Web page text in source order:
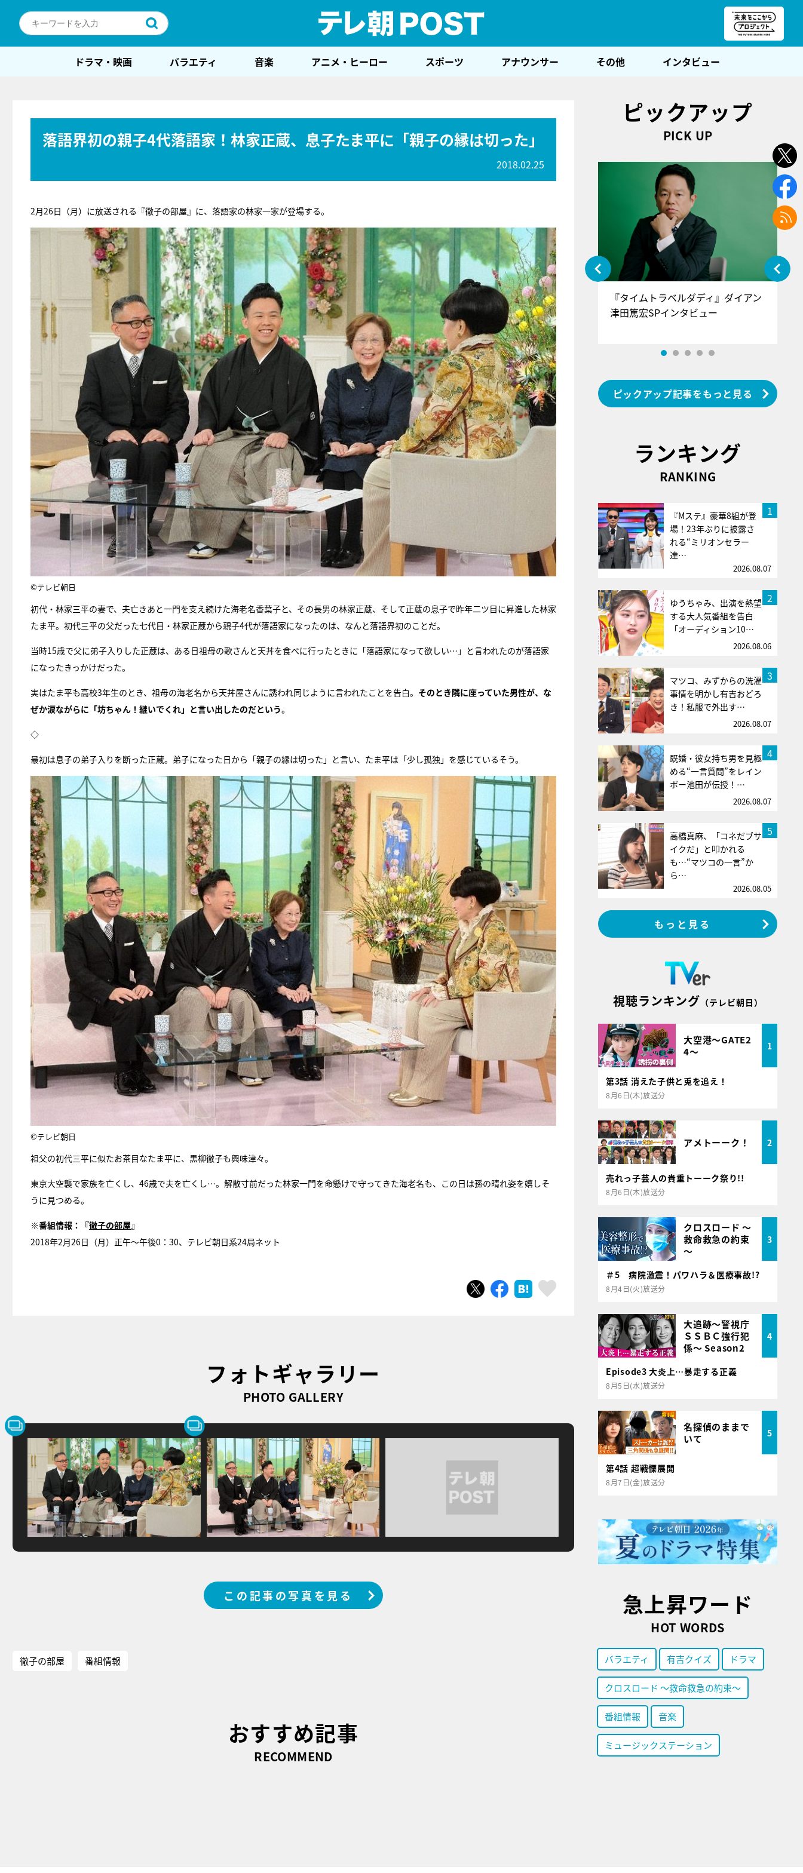
ドラマ・映画 バラエティ 音楽 アニメ・ヒーロー スポーツ アナウンサー その他 インタビュー
落語界初の親子4代落語家！林家正蔵、息子たま平に「親子の縁は切った」
2018.02.25
2月26日（月）に放送される『徹子の部屋』に、落語家の林家一家が登場する。
©テレビ朝日
初代・林家三平の妻で、夫亡きあと一門を支え続けた海老名香葉子と、その長男の林家正蔵、そして正蔵の息子で昨年二ツ目に昇進した林家
たま平。初代三平の父だった七代目・林家正蔵から親子4代が落語家になったのは、なんと落語界初のことだ。
当時15歳で父に弟子入りした正蔵は、ある日祖母の歌さんと天丼を食べに行ったときに「落語家になって欲しい…」と言われたのが落語家
になったきっかけだった。
実はたま平も高校3年生のとき、祖母の海老名から天丼屋さんに誘われ同じように言われたことを告白。 そのとき隣に座っていた男性が、な
ぜか涙ながらに「坊ちゃん！継いでくれ」と言い出したのだという。
◇
最初は息子の弟子入りを断った正蔵。弟子になった日から「親子の縁は切った」と言い、たま平は「少し孤独」を感じているそう。
©テレビ朝日
祖父の初代三平に似たお茶目なたま平に、黒柳徹子も興味津々。
東京大空襲で家族を亡くし、46歳で夫を亡くし…。解散寸前だった林家一門を命懸けで守ってきた海老名も、この日は孫の晴れ姿を嬉しそ
うに見つめる。
※番組情報： 『徹子の部屋』
2018年2月26日（月）正午～午後0：30、テレビ朝日系24局ネット
ツイートシェア はてブ
フォトギャラリー
PHOTO GALLERY
この記事の写真を見る
徹子の部屋 番組情報
おすすめ記事
RECOMMEND
ピックアップ
PICK UP
『アイ＝ラブ！げーみんぐ』＝LOV
E齋藤樹愛羅＆佐々木舞香SPインタ
ビュー
『タイムトラベルダディ』ダイアン
津田篤宏SPインタビュー
ピックアップ記事をもっと見る
ランキング
RANKING
1
『Mステ』豪華8組が登
場！23年ぶりに披露さ
れる“ミリオンセラー
達…
2026.08.07
2
ゆうちゃみ、出演を熱望
する大人気番組を告白
「オーディション10…
2026.08.06
3
マツコ、みずからの洗濯
事情を明かし有吉おどろ
き！私服で外出す…
2026.08.07
4
既婚・彼女持ち男を見極
める“一言質問”をレイン
ボー池田が伝授！…
2026.08.07
5
高橋真麻、「コネだブサ
イクだ」と叩かれる
も…“マツコの一言”か
ら…
2026.08.05
もっと見る
視聴ランキング （テレビ朝日）
大空港～GATE2
4～
1
第3話 消えた子供と兎を追え！
8月6日(木)放送分
アメトーーク！ 2
売れっ子芸人の貴重トーーク祭り!!
8月6日(木)放送分
クロスロード ～
救命救急の約束
～
3
＃5 病院激震！パワハラ＆医療事故!?
8月4日(火)放送分
大追跡～警視庁
ＳＳＢＣ強行犯
係～ Season2
4
Episode3 大炎上…暴走する正義
8月5日(水)放送分
名探偵のままで
いて
5
第4話 超戦慄展開
8月7日(金)放送分
急上昇ワード
HOT WORDS
バラエティ 有吉クイズ ドラマ
クロスロード ～救命救急の約束～
番組情報 音楽
ミュージックステーション